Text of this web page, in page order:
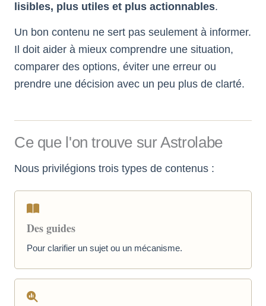
lisibles, plus utiles et plus actionnables.
Un bon contenu ne sert pas seulement à informer.
Il doit aider à mieux comprendre une situation,
comparer des options, éviter une erreur ou
prendre une décision avec un peu plus de clarté.
Ce que l'on trouve sur Astrolabe
Nous privilégions trois types de contenus :
Des guides
Pour clarifier un sujet ou un mécanisme.